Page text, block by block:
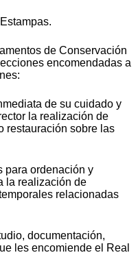
de Conservación
encomendadas a
de su cuidado y
la realización de
restauración sobre las
para ordenación y
la realización de
relacionadas
documentación,
les encomiende el Real